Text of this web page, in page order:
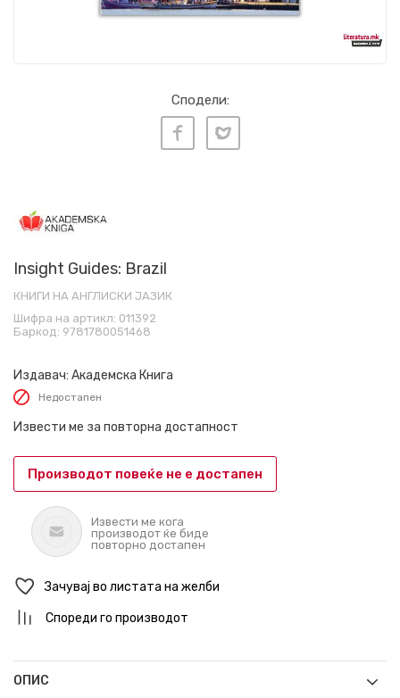
Сподели:
Insight Guides: Brazil
КНИГИ НА АНГЛИСКИ ЈАЗИК
Шифра на артикл: 011392
Баркод: 9781780051468
Издавач: Академска Книга
Недостапен
Извести ме за повторна достапност
Производот повеќе не е достапен
Извести ме кога
производот ќе биде
повторно достапен
Зачувај во листата на желби
Спореди го производот
ОПИС